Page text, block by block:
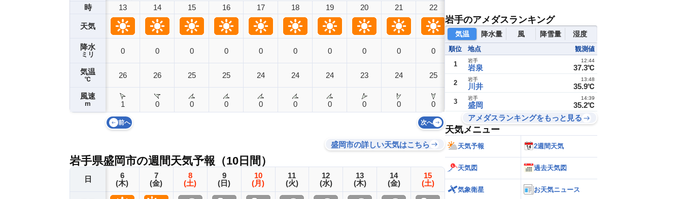
時
天気
降水
ミリ
気温
℃
風速
m
13
0
26
1
14
0
26
0
15
0
25
0
16
0
25
0
17
0
24
0
18
0
24
0
19
0
24
0
20
0
23
0
21
0
24
0
22
0
25
0
0
27
0
29 30 32
前へ 次へ
盛岡市の詳しい天気はこちら
岩手県盛岡市の週間天気予報（10日間）
日
6
(木)
7
(金)
8
(土)
9
(日)
10
(月)
11
(火)
12
(水)
13
(木)
14
(金)
15
(土)
岩手のアメダスランキング
気温 降水量 風 降雪量 湿度
順位 地点 観測値
岩泉
岩手
37.3℃
12:44
川井
岩手
35.9℃
13:48
盛岡
岩手
35.2℃
14:39
アメダスランキングをもっと見る
天気メニュー
天気予報 2週間天気
天気図 過去天気図
気象衛星 お天気ニュース